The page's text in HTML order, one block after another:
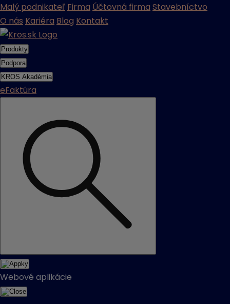
Malý podnikateľ Firma Účtovná firma Stavebníctvo
O nás Kariéra Blog Kontakt
Produkty
Podpora
KROS Akadémia
eFaktúra
Webové aplikácie